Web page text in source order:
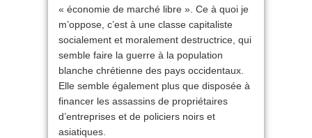
« économie de marché libre ». Ce à quoi je
m’oppose, c’est à une classe capitaliste
socialement et moralement destructrice, qui
semble faire la guerre à la population
blanche chrétienne des pays occidentaux.
Elle semble également plus que disposée à
financer les assassins de propriétaires
d’entreprises et de policiers noirs et
asiatiques.